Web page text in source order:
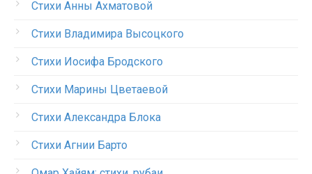
Стихи Анны Ахматовой
Стихи Владимира Высоцкого
Стихи Иосифа Бродского
Стихи Марины Цветаевой
Стихи Александра Блока
Стихи Агнии Барто